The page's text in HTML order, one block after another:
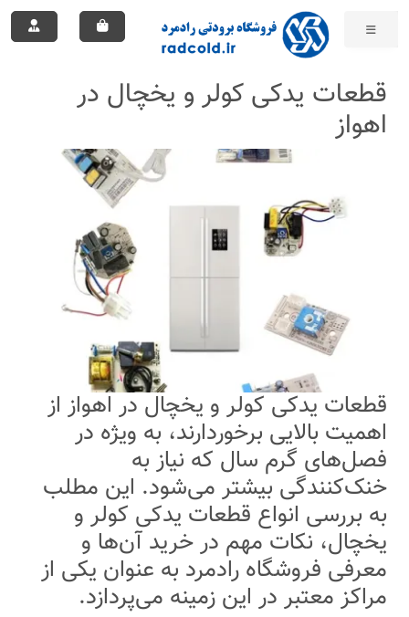
قطعات یدکی کولر و یخچال در
اهواز
قطعات یدکی کولر و یخچال در اهواز از
اهمیت بالایی برخوردارند، به ویژه در
فصل‌های گرم سال که نیاز به
خنک‌کنندگی بیشتر می‌شود. این مطلب
به بررسی انواع قطعات یدکی کولر و
یخچال، نکات مهم در خرید آن‌ها و
معرفی فروشگاه رادمرد به عنوان یکی از
مراکز معتبر در این زمینه می‌پردازد.